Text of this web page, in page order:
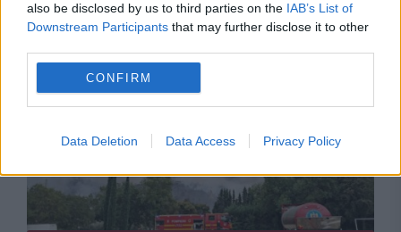
also be disclosed by us to third parties on the IAB’s List of
Downstream Participants that may further disclose it to other
CONFIRM
Data Deletion Data Access Privacy Policy
conducerea Europol și securitatea europeană